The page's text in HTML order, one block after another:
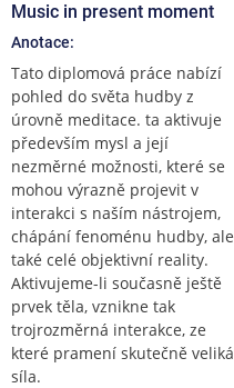
Music in present moment
Anotace:
Tato diplomová práce nabízí
pohled do světa hudby z
úrovně meditace. ta aktivuje
především mysl a její
nezměrné možnosti, které se
mohou výrazně projevit v
interakci s naším nástrojem,
chápání fenoménu hudby, ale
také celé objektivní reality.
Aktivujeme-li současně ještě
prvek těla, vznikne tak
trojrozměrná interakce, ze
které pramení skutečně veliká
síla.